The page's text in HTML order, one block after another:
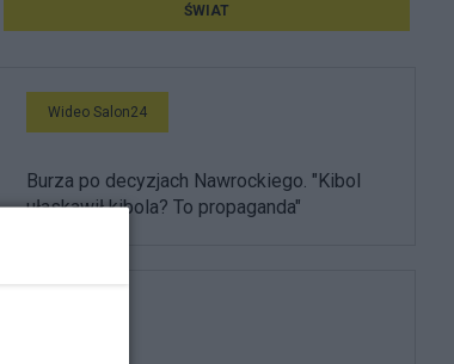
ŚWIAT
Wideo Salon24
Burza po decyzjach Nawrockiego. "Kibol
ułaskawił kibola? To propaganda"